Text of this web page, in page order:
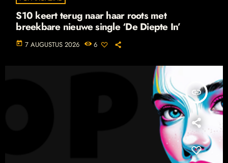
S10 keert terug naar haar roots met
breekbare nieuwe single ‘De Diepte In’
today 7 AUGUSTUS 2026 6
insert_link